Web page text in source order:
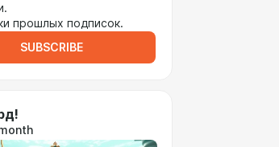
прошлых подписок.
SUBSCRIBE